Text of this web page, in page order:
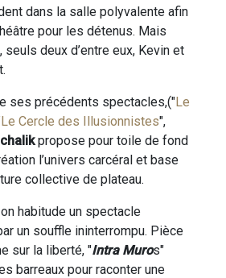
dans la salle polyvalente afin
pour les détenus. Mais
deux d’entre eux, Kevin et
ses précédents spectacles,("Le
Le Cercle des Illusionnistes",
propose pour toile de fond
l’univers carcéral et base
collective de plateau.
habitude un spectacle
un souffle ininterrompu. Pièce
sur la liberté, "Intra Muros"
barreaux pour raconter une